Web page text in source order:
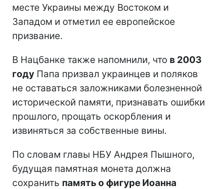
месте Украины между Востоком и
Западом и отметил ее европейское
призвание.
В Нацбанке также напомнили, что в 2003
году Папа призвал украинцев и поляков
не оставаться заложниками болезненной
исторической памяти, признавать ошибки
прошлого, прощать оскорбления и
извиняться за собственные вины.
По словам главы НБУ Андрея Пышного,
будущая памятная монета должна
сохранить память о фигуре Иоанна